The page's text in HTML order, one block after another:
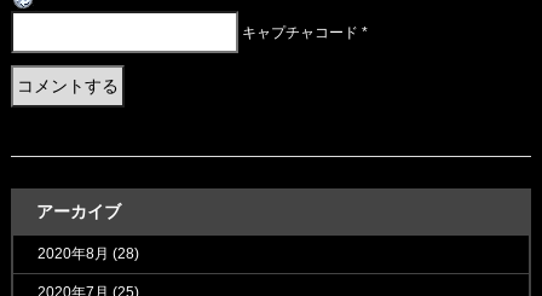
キャプチャコード *
アーカイブ
2020年8月 (28)
2020年7月 (25)